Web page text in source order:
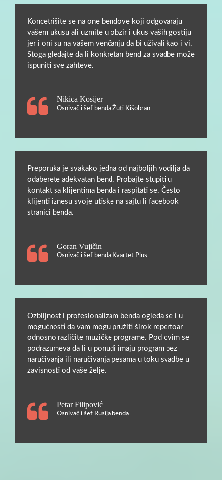
Koncetrišite se na one bendove koji odgovaraju
vašem ukusu ali uzmite u obzir i ukus vaših gostiju
jer i oni su na vašem venčanju da bi uživali kao i vi.
Stoga gledajte da li konkretan bend za svadbe može
ispuniti sve zahteve.
Nikica Kosijer
Osnivač i šef benda Žuti Kišobran
Preporuka je svakako jedna od najboljih vodilja da
odaberete adekvatan bend. Probajte stupiti u
kontakt sa klijentima benda i raspitati se. Često
klijenti iznesu svoje utiske na sajtu li facebook
stranici benda.
Goran Vujičin
Osnivač i šef benda Kvartet Plus
Ozbiljnost i profesionalizam benda ogleda se i u
mogućnosti da vam mogu pružiti širok repertoar
odnosno različite muzičke programe. Pod ovim se
podrazumeva da li u ponudi imaju program bez
naručivanja ili naručivanja pesama u toku svadbe u
zavisnosti od vaše želje.
Petar Filipović
Osnivač i šef Rusija benda